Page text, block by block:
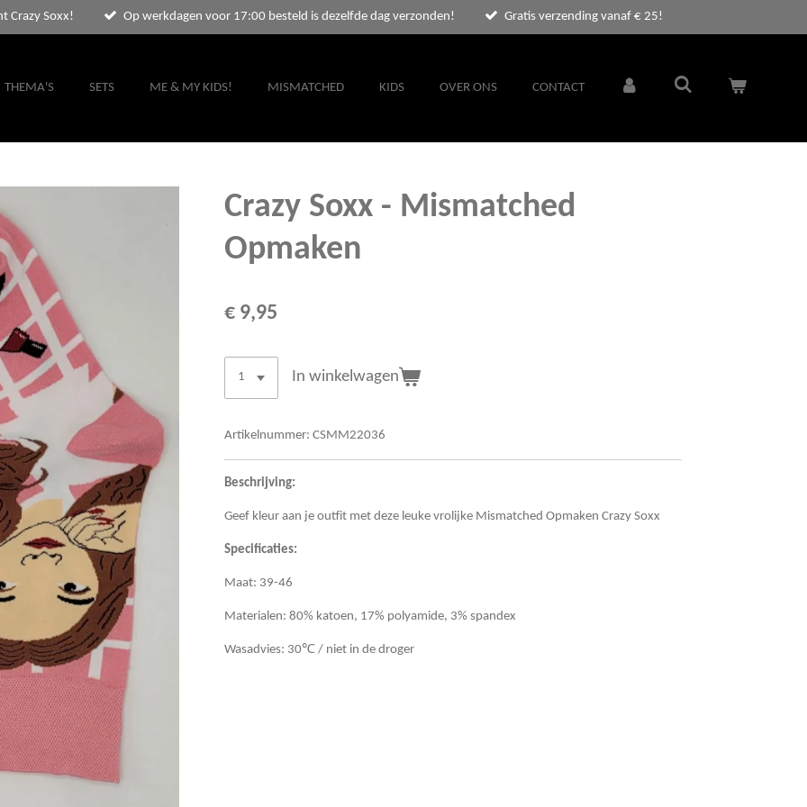
Crazy Soxx! Op werkdagen voor 17:00 besteld is dezelfde dag verzonden! Gratis verzending vanaf € 25!
THEMA'S SETS ME & MY KIDS! MISMATCHED KIDS OVER ONS CONTACT
Crazy Soxx - Mismatched
Opmaken
€ 9,95
In winkelwagen
Artikelnummer: CSMM22036
Beschrijving:
Geef kleur aan je outfit met deze leuke vrolijke Mismatched Opmaken Crazy Soxx
Specificaties:
Maat: 39-46
Materialen: 80% katoen, 17% polyamide, 3% spandex
Wasadvies: 30℃ / niet in de droger